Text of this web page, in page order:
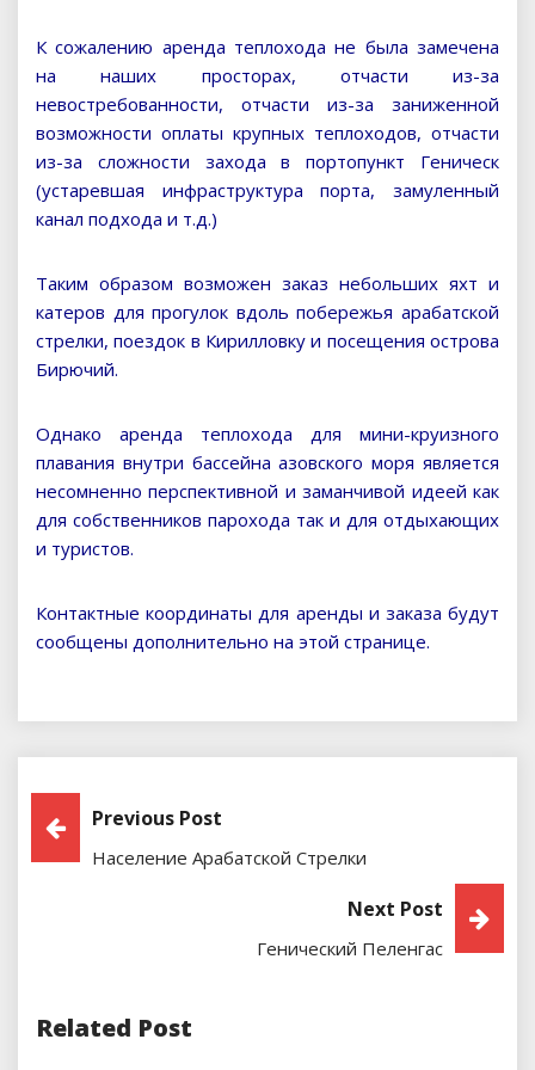
К сожалению аренда теплохода не была замечена
на наших просторах, отчасти из-за
невостребованности, отчасти из-за заниженной
возможности оплаты крупных теплоходов, отчасти
из-за сложности захода в портопункт Геническ
(устаревшая инфраструктура порта, замуленный
канал подхода и т.д.)
Таким образом возможен заказ небольших яхт и
катеров для прогулок вдоль побережья арабатской
стрелки, поездок в Кирилловку и посещения острова
Бирючий.
Однако аренда теплохода для мини-круизного
плавания внутри бассейна азовского моря является
несомненно перспективной и заманчивой идеей как
для собственников парохода так и для отдыхающих
и туристов.
Контактные координаты для аренды и заказа будут
сообщены дополнительно на этой странице.
Навигация
По
Previous Post
Население Арабатской Стрелки
Next Post
Генический Пеленгас
Related Post